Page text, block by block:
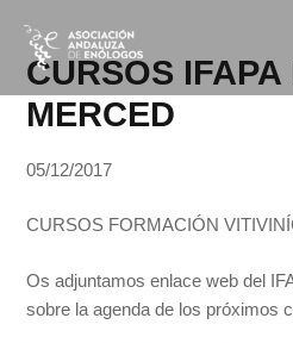
contenido
CURSOS
MERCED
05/12/2017
CURSOS FORMACIÓN
Os adjuntamos enlace web del
sobre la agenda de los próximos
entradas